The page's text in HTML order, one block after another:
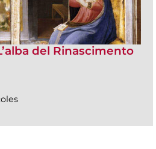
del Rinascimento